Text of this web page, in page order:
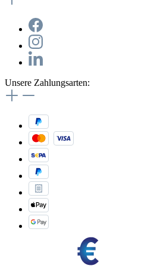
Unsere Zahlungsarten: